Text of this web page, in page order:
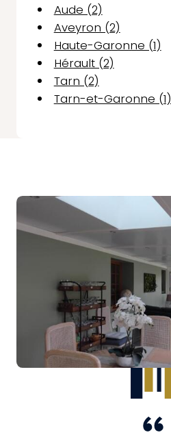
Aude (2)
Aveyron (2)
Haute-Garonne (1)
Hérault (2)
Tarn (2)
Tarn-et-Garonne (1)